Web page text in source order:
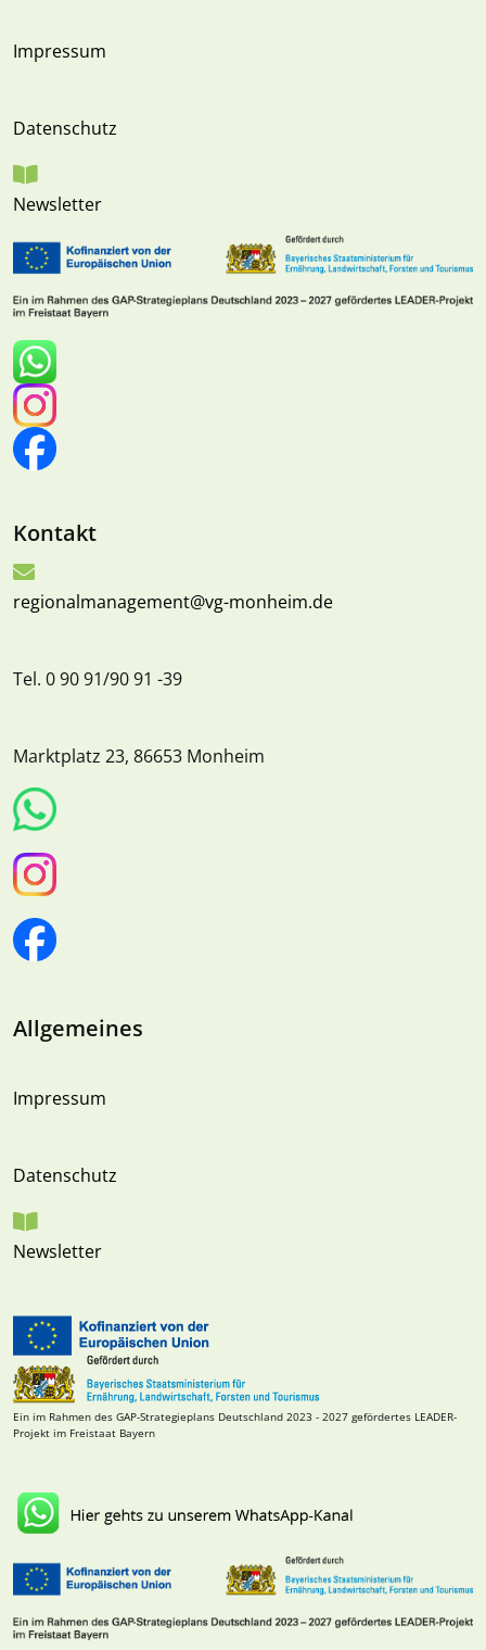
Impressum
Datenschutz
Newsletter
Kontakt
regionalmanagement@vg-monheim.de
Tel. 0 90 91/90 91 -39
Marktplatz 23, 86653 Monheim
Allgemeines
Impressum
Datenschutz
Newsletter
Ein im Rahmen des GAP-Strategieplans Deutschland 2023 - 2027 gefördertes LEADER-
Projekt im Freistaat Bayern